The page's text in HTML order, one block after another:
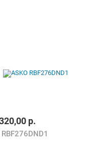
р.
RBF276DND1